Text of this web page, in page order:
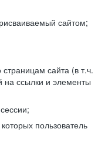
сайтом;
сайта (в т.ч.
ссылки и элементы
пользователь